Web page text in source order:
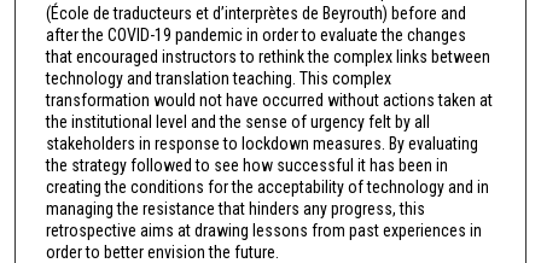
(École de traducteurs et d’interprètes de Beyrouth) before and
after the COVID-19 pandemic in order to evaluate the changes
that encouraged instructors to rethink the complex links between
technology and translation teaching. This complex
transformation would not have occurred without actions taken at
the institutional level and the sense of urgency felt by all
stakeholders in response to lockdown measures. By evaluating
the strategy followed to see how successful it has been in
creating the conditions for the acceptability of technology and in
managing the resistance that hinders any progress, this
retrospective aims at drawing lessons from past experiences in
order to better envision the future.